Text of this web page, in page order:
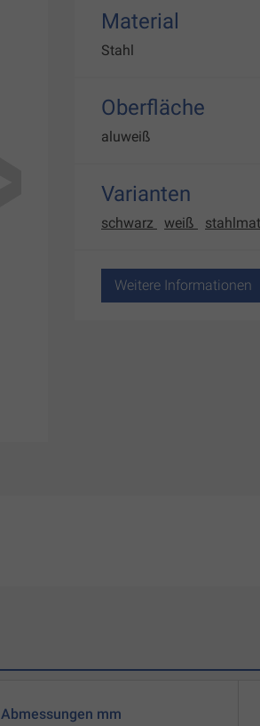
Material
Stahl
Oberfläche
aluweiß
Varianten
schwarz weiß
Weitere Informationen
Abmessungen mm